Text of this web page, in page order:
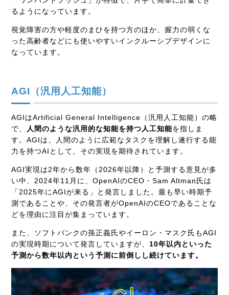
るようになっています。
視覚障害の方や軽度のまひを持つ方のほか、握力の弱くな
った高齢者などにも使いやすいインクルーシブデザインに
なっています。
AGI（汎用人工知能）
AGIはArtificial General Intelligence（汎用人工知能）の略
で、
人間のような汎用的な知能を持つ人工知能を指しま
す。AGIは、人間のように広範なタスクを理解し遂行する能
力を持つAIとして、その実現を期待されています。
AGI実現は2年から数年（2026年以降）と予測する意見が多
い中、2024年11月に、OpenAIのCEO・Sam Altman氏は
「2025年にAGIが来る」と発言しました。最も早い時期予
測であることや、その発言者がOpenAIのCEOであることな
どを理由に注目が集まっています。
また、ソフトバンクの孫正義氏やイーロン・マスク氏もAGI
の実現時期について発言していますが、10年以内といった
予測から数年以内という予測に前倒しし続けています。